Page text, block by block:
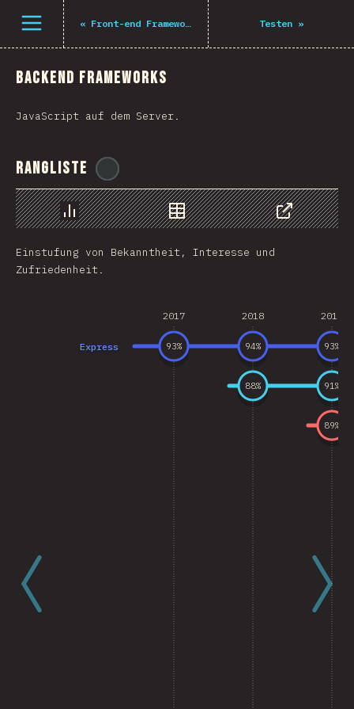
Öffne Menü « Front-end Frameworks Testen »
Backend Frameworks
JavaScript auf dem Server.
Rangliste
Chart Data
Share
Einstufung von Bekanntheit, Interesse und
Zufriedenheit.
2017 2018 2019
Express 93% 94% 93%
88% 91%
89%